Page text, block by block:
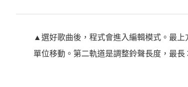
▲選好歌曲後，程式會進入編輯模式。最
單位移動。第二軌道是調整鈴聲長度，最長